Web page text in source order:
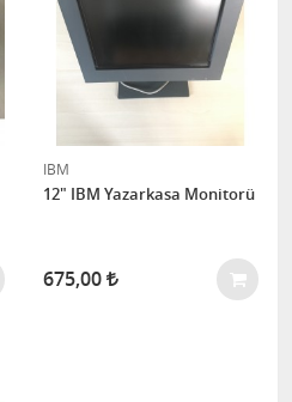
IBM
12" IBM Yazarkasa Monitorü
675,00